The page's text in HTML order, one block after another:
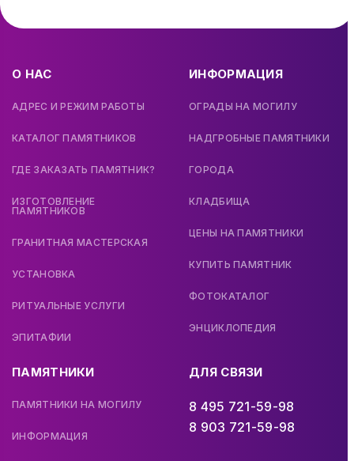
О НАС
АДРЕС И РЕЖИМ РАБОТЫ
КАТАЛОГ ПАМЯТНИКОВ
ГДЕ ЗАКАЗАТЬ ПАМЯТНИК?
ИЗГОТОВЛЕНИЕ
ПАМЯТНИКОВ
ГРАНИТНАЯ МАСТЕРСКАЯ
УСТАНОВКА
РИТУАЛЬНЫЕ УСЛУГИ
ЭПИТАФИИ
ИНФОРМАЦИЯ
ОГРАДЫ НА МОГИЛУ
НАДГРОБНЫЕ ПАМЯТНИКИ
ГОРОДА
КЛАДБИЩА
ЦЕНЫ НА ПАМЯТНИКИ
КУПИТЬ ПАМЯТНИК
ФОТОКАТАЛОГ
ЭНЦИКЛОПЕДИЯ
ПАМЯТНИКИ
ПАМЯТНИКИ НА МОГИЛУ
ИНФОРМАЦИЯ
ДЛЯ СВЯЗИ
8 495 721-59-98
8 903 721-59-98